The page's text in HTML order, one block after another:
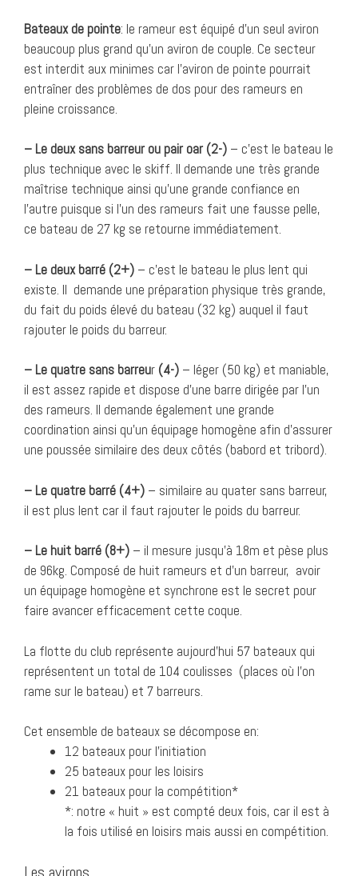
Bateaux de pointe: le rameur est équipé d’un seul aviron
beaucoup plus grand qu’un aviron de couple. Ce secteur
est interdit aux minimes car l’aviron de pointe pourrait
entraîner des problèmes de dos pour des rameurs en
pleine croissance.
– Le deux sans barreur ou pair oar (2-) – c’est le bateau le
plus technique avec le skiff. Il demande une très grande
maîtrise technique ainsi qu’une grande confiance en
l’autre puisque si l’un des rameurs fait une fausse pelle,
ce bateau de 27 kg se retourne immédiatement.
– Le deux barré (2+) – c’est le bateau le plus lent qui
existe. Il demande une préparation physique très grande,
du fait du poids élevé du bateau (32 kg) auquel il faut
rajouter le poids du barreur.
– Le quatre sans barreur (4-) – léger (50 kg) et maniable,
il est assez rapide et dispose d’une barre dirigée par l’un
des rameurs. Il demande également une grande
coordination ainsi qu’un équipage homogène afin d’assurer
une poussée similaire des deux côtés (babord et tribord).
– Le quatre barré (4+) – similaire au quater sans barreur,
il est plus lent car il faut rajouter le poids du barreur.
– Le huit barré (8+) – il mesure jusqu’à 18m et pèse plus
de 96kg. Composé de huit rameurs et d’un barreur, avoir
un équipage homogène et synchrone est le secret pour
faire avancer efficacement cette coque.
La flotte du club représente aujourd’hui 57 bateaux qui
représentent un total de 104 coulisses (places où l’on
rame sur le bateau) et 7 barreurs.
Cet ensemble de bateaux se décompose en:
12 bateaux pour l’initiation
25 bateaux pour les loisirs
21 bateaux pour la compétition*
*: notre « huit » est compté deux fois, car il est à
la fois utilisé en loisirs mais aussi en compétition.
Les avirons